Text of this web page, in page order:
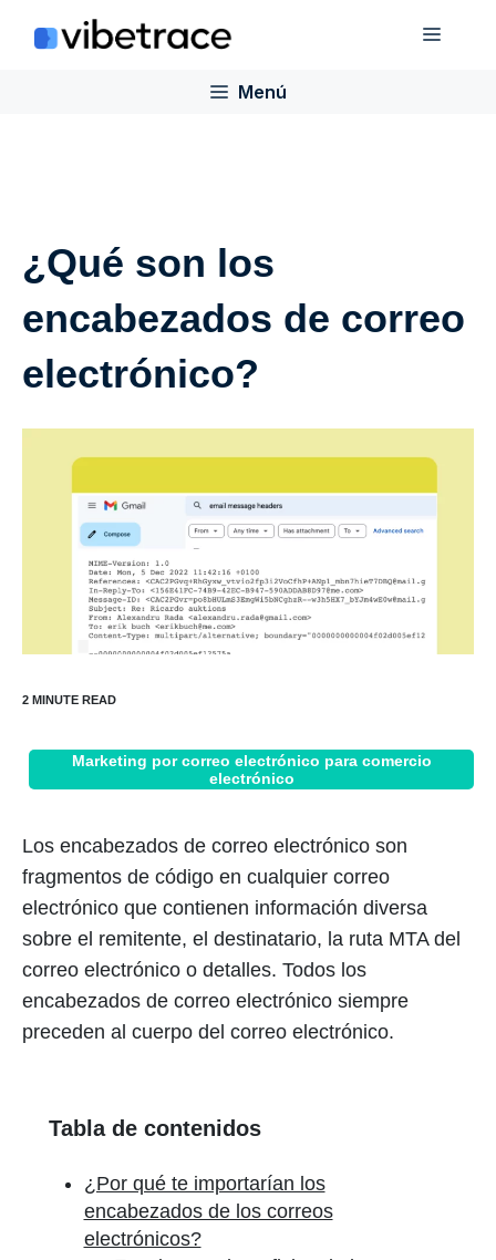
Menú
Menú
¿Qué son los
encabezados de correo
electrónico?
Marketing por correo electrónico para comercio
electrónico
Los encabezados de correo electrónico son
fragmentos de código en cualquier correo
electrónico que contienen información diversa
sobre el remitente, el destinatario, la ruta MTA del
correo electrónico o detalles. Todos los
encabezados de correo electrónico siempre
preceden al cuerpo del correo electrónico.
Tabla de contenidos
¿Por qué te importarían los
encabezados de los correos
electrónicos?